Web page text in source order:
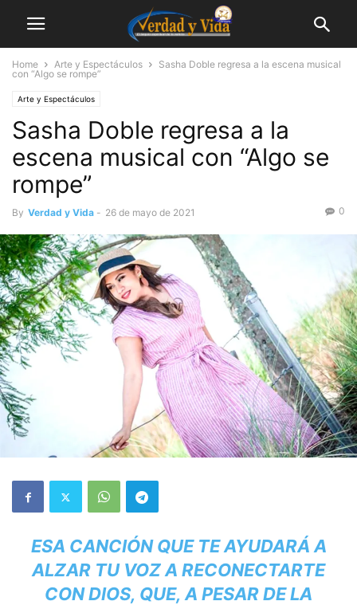
Home Arte y Espectáculos
Sasha Doble regresa a la escena musical
con “Algo se rompe”
Arte y Espectáculos
Sasha Doble regresa a la
escena musical con “Algo se
rompe”
By Verdad y Vida - 26 de mayo de 2021 0
ESA CANCIÓN QUE TE AYUDARÁ A
ALZAR TU VOZ A RECONECTARTE
CON DIOS, QUE, A PESAR DE LA